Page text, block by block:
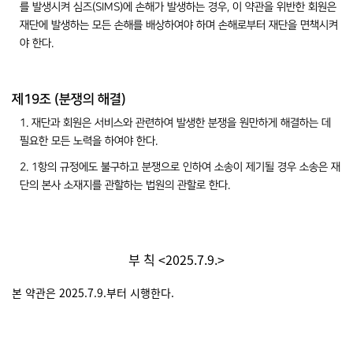
를 발생시켜 심즈(SIMS)에 손해가 발생하는 경우, 이 약관을 위반한 회원은
재단에 발생하는 모든 손해를 배상하여야 하며 손해로부터 재단을 면책시켜
야 한다.
제19조 (분쟁의 해결)
1. 재단과 회원은 서비스와 관련하여 발생한 분쟁을 원만하게 해결하는 데
필요한 모든 노력을 하여야 한다.
2. 1항의 규정에도 불구하고 분쟁으로 인하여 소송이 제기될 경우 소송은 재
단의 본사 소재지를 관할하는 법원의 관할로 한다.
부 칙 <2025.7.9.>
본 약관은 2025.7.9.부터 시행한다.